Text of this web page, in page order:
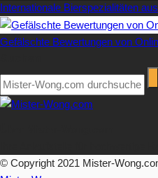
Internationale Bierspezialitäten
Gefälschte Bewertungen von
© Copyright 2021 Mister-